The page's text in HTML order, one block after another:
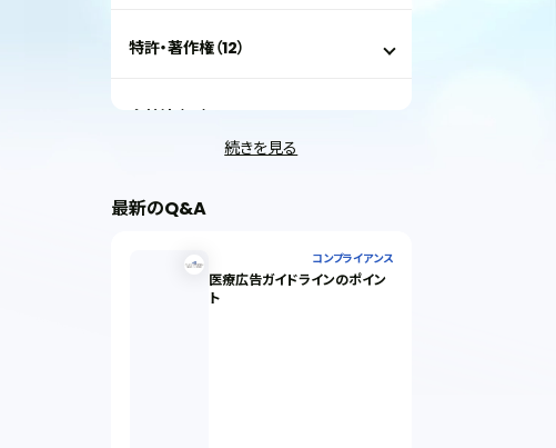
特許・著作権（12）
会社法（35）
続きを見る
最新のQ&A
コンプライアンス
医療広告ガイドラインのポイン
ト